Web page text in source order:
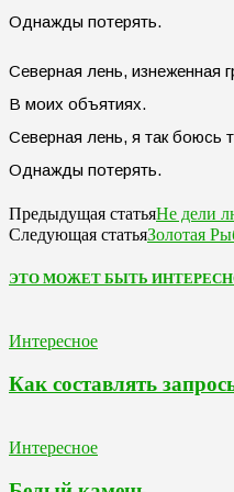
Однажды потерять.
Северная лень, изнеженная
В моих объятиях.
Северная лень, я так боюсь
Однажды потерять.
Предыдущая статьяНе дели
Следующая статьяЗолотая
ЭТО МОЖЕТ БЫТЬ
Интересное
Как составлять
Интересное